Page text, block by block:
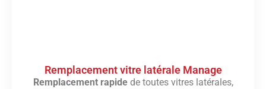
Remplacement vitre latérale Manage
Remplacement rapidede toutes vitres latérales,